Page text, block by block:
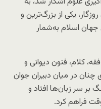
یکی از بزرگ‌ترین و
جهان اسلام به‌شمار
کلام، فنون دیوانی و
در میان دبیران جوان
سر زبان‌ها افتاد و
فراهم کرد.